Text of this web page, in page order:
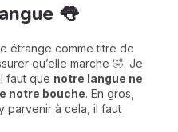
👅
étrange comme titre de
qu’elle marche 🤣. Je
faut que notre langue ne
notre bouche. En gros,
parvenir à cela, il faut